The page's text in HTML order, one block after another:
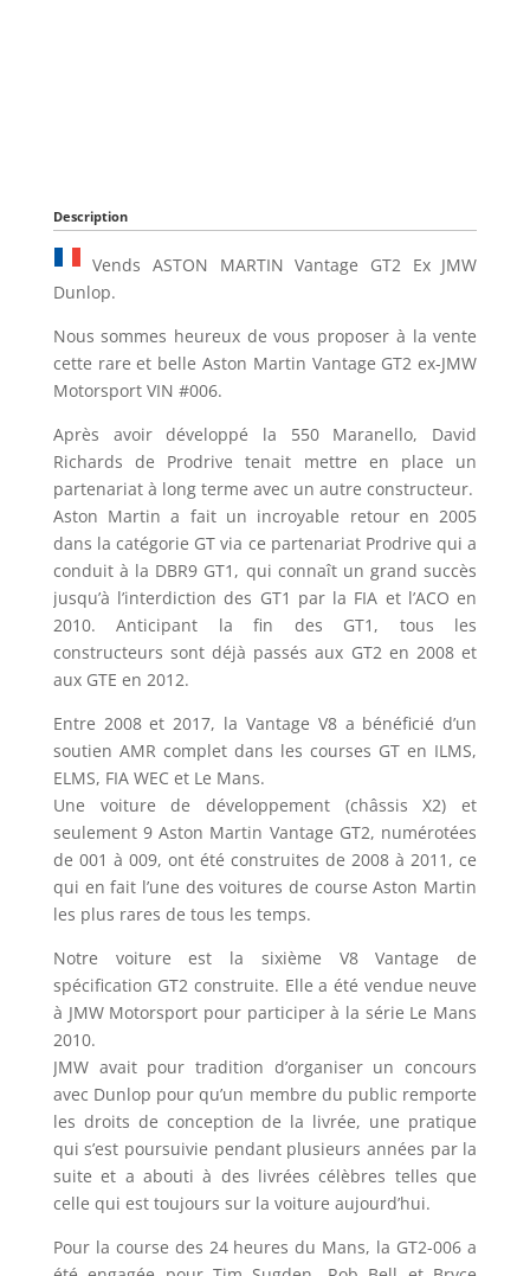
Description
Vends ASTON MARTIN Vantage GT2 Ex JMW
Dunlop.
Nous sommes heureux de vous proposer à la vente
cette rare et belle Aston Martin Vantage GT2 ex-JMW
Motorsport VIN #006.
Après avoir développé la 550 Maranello, David
Richards de Prodrive tenait mettre en place un
partenariat à long terme avec un autre constructeur.
Aston Martin a fait un incroyable retour en 2005
dans la catégorie GT via ce partenariat Prodrive qui a
conduit à la DBR9 GT1, qui connaît un grand succès
jusqu’à l’interdiction des GT1 par la FIA et l’ACO en
2010. Anticipant la fin des GT1, tous les
constructeurs sont déjà passés aux GT2 en 2008 et
aux GTE en 2012.
Entre 2008 et 2017, la Vantage V8 a bénéficié d’un
soutien AMR complet dans les courses GT en ILMS,
ELMS, FIA WEC et Le Mans.
Une voiture de développement (châssis X2) et
seulement 9 Aston Martin Vantage GT2, numérotées
de 001 à 009, ont été construites de 2008 à 2011, ce
qui en fait l’une des voitures de course Aston Martin
les plus rares de tous les temps.
Notre voiture est la sixième V8 Vantage de
spécification GT2 construite. Elle a été vendue neuve
à JMW Motorsport pour participer à la série Le Mans
2010.
JMW avait pour tradition d’organiser un concours
avec Dunlop pour qu’un membre du public remporte
les droits de conception de la livrée, une pratique
qui s’est poursuivie pendant plusieurs années par la
suite et a abouti à des livrées célèbres telles que
celle qui est toujours sur la voiture aujourd’hui.
Pour la course des 24 heures du Mans, la GT2-006 a